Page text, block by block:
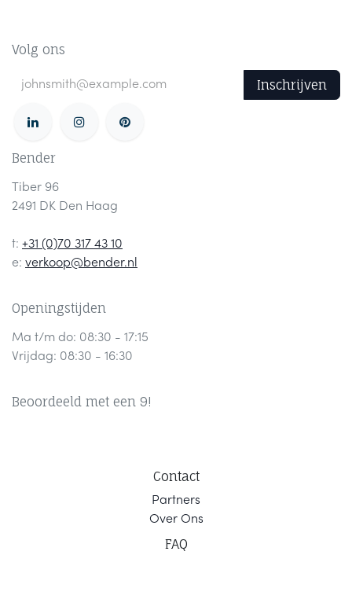
Volg ons
Inschrijven
Bender
Tiber 96
2491 DK Den Haag
t: +31 (0)70 317 43 10
e: verkoop@bender.nl
Openingstijden
Ma t/m do: 08:30 - 17:15
Vrijdag: 08:30 - 16:30
Beoordeeld met een 9!
Contact
Partners
Over Ons
FAQ